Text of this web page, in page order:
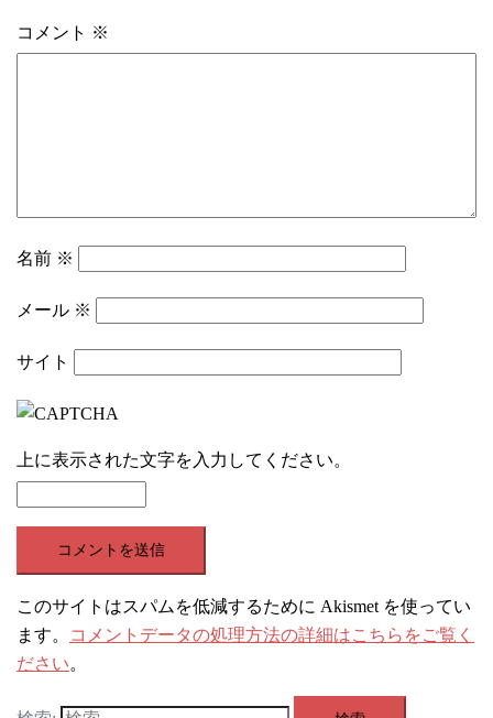
コメント ※
名前 ※
メール ※
サイト
上に表示された文字を入力してください。
このサイトはスパムを低減するために Akismet を使ってい
ます。
コメントデータの処理方法の詳細はこちらをご覧く
ださい。